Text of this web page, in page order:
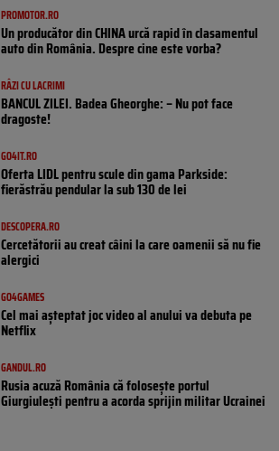
PROMOTOR.RO
Un producător din CHINA urcă rapid în clasamentul
auto din România. Despre cine este vorba?
RÂZI CU LACRIMI
BANCUL ZILEI. Badea Gheorghe: – Nu pot face
dragoste!
GO4IT.RO
Oferta LIDL pentru scule din gama Parkside:
fierăstrău pendular la sub 130 de lei
DESCOPERA.RO
Cercetătorii au creat câini la care oamenii să nu fie
alergici
GO4GAMES
Cel mai așteptat joc video al anului va debuta pe
Netflix
GANDUL.RO
Rusia acuză România că folosește portul
Giurgiulești pentru a acorda sprijin militar Ucrainei